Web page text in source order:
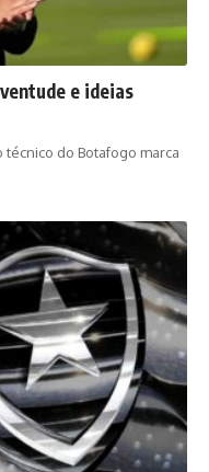
e ideias
do Botafogo marca